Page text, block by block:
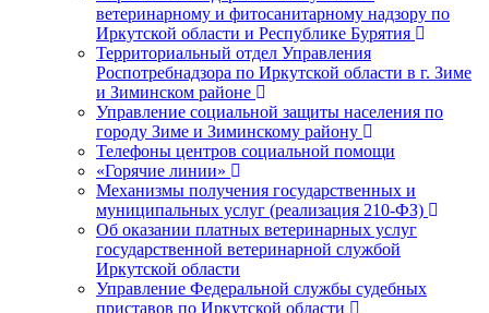
ветеринарному и фитосанитарному надзору по
Иркутской области и Республике Бурятия
Территориальный отдел Управления
Роспотребнадзора по Иркутской области в г. Зиме
и Зиминском районе
Управление социальной защиты населения по
городу Зиме и Зиминскому району
Телефоны центров социальной помощи
«Горячие линии»
Механизмы получения государственных и
муниципальных услуг (реализация 210-ФЗ)
Об оказании платных ветеринарных услуг
государственной ветеринарной службой
Иркутской области
Управление Федеральной службы судебных
приставов по Иркутской области